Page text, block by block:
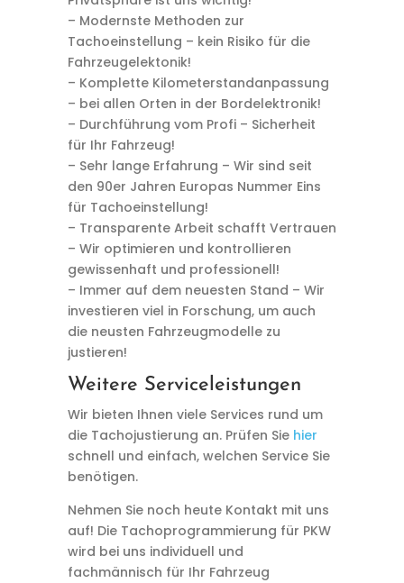
– Modernste Methoden zur
Tachoeinstellung – kein Risiko für die
Fahrzeugelektonik!
– Komplette Kilometerstandanpassung
– bei allen Orten in der Bordelektronik!
– Durchführung vom Profi – Sicherheit
für Ihr Fahrzeug!
– Sehr lange Erfahrung – Wir sind seit
den 90er Jahren Europas Nummer Eins
für Tachoeinstellung!
– Transparente Arbeit schafft Vertrauen
– Wir optimieren und kontrollieren
gewissenhaft und professionell!
– Immer auf dem neuesten Stand – Wir
investieren viel in Forschung, um auch
die neusten Fahrzeugmodelle zu
justieren!
Weitere Serviceleistungen
Wir bieten Ihnen viele Services rund um
die Tachojustierung an. Prüfen Sie hier
schnell und einfach, welchen Service Sie
benötigen.
Nehmen Sie noch heute Kontakt mit uns
auf! Die Tachoprogrammierung für PKW
wird bei uns individuell und
fachmännisch für Ihr Fahrzeug